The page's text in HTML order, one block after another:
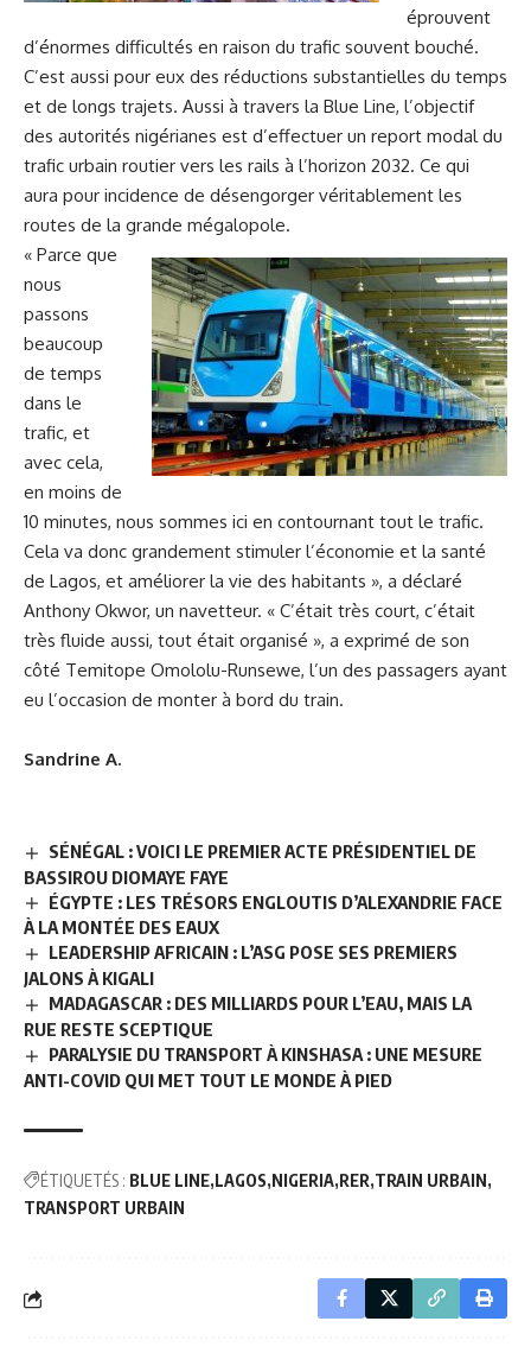
éprouvent
d’énormes difficultés en raison du trafic souvent bouché.
C’est aussi pour eux des réductions substantielles du temps
et de longs trajets. Aussi à travers la Blue Line, l’objectif
des autorités nigérianes est d’effectuer un report modal du
trafic urbain routier vers les rails à l’horizon 2032. Ce qui
aura pour incidence de désengorger véritablement les
routes de la grande mégalopole.
« Parce que
nous
passons
beaucoup
de temps
dans le
trafic, et
avec cela,
en moins de
10 minutes, nous sommes ici en contournant tout le trafic.
Cela va donc grandement stimuler l’économie et la santé
de Lagos, et améliorer la vie des habitants », a déclaré
Anthony Okwor, un navetteur. « C’était très court, c’était
très fluide aussi, tout était organisé », a exprimé de son
côté Temitope Omololu-Runsewe, l’un des passagers ayant
eu l’occasion de monter à bord du train.
Sandrine A.
SÉNÉGAL : VOICI LE PREMIER ACTE PRÉSIDENTIEL DE
BASSIROU DIOMAYE FAYE
ÉGYPTE : LES TRÉSORS ENGLOUTIS D’ALEXANDRIE FACE
À LA MONTÉE DES EAUX
LEADERSHIP AFRICAIN : L’ASG POSE SES PREMIERS
JALONS À KIGALI
MADAGASCAR : DES MILLIARDS POUR L’EAU, MAIS LA
RUE RESTE SCEPTIQUE
PARALYSIE DU TRANSPORT À KINSHASA : UNE MESURE
ANTI-COVID QUI MET TOUT LE MONDE À PIED
ÉTIQUETÉS : BLUE LINE LAGOS NIGERIA RER TRAIN URBAIN
TRANSPORT URBAIN